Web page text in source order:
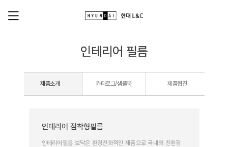
인테리어 필름
제품소개 카타로그/샘플북 제품웹진
인테리어 점착형필름
인테리어필름 보닥은 환경친화적인 제품으로 국내외 친환경